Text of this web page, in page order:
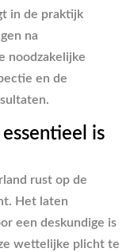
in de praktijk
na
noodzakelijke
en de
is
rust op de
Het laten
een deskundige is
wettelijke plicht te